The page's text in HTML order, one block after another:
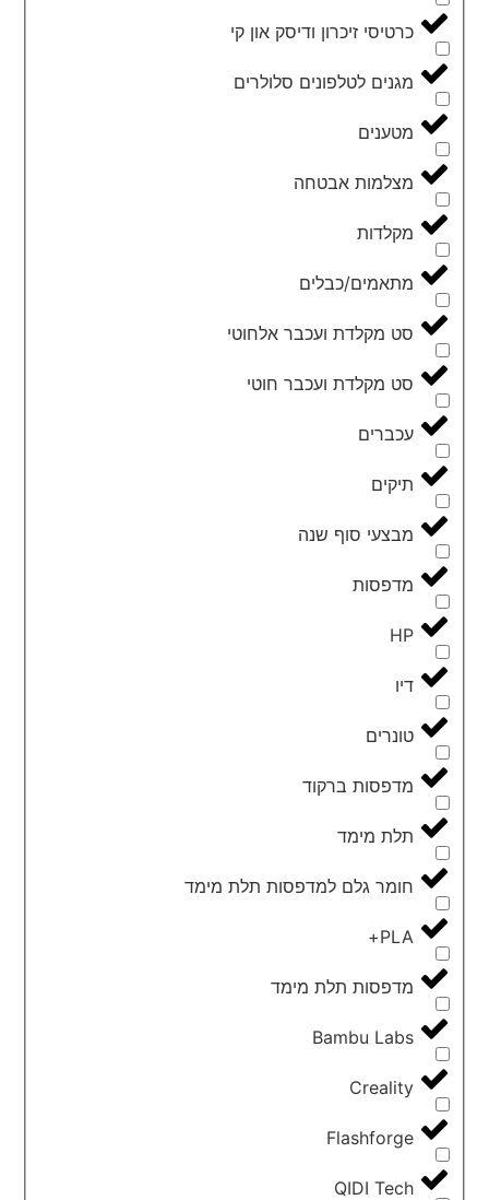
כרטיסי זיכרון ודיסק און קי
מגנים לטלפונים סלולרים
מטענים
מצלמות אבטחה
מקלדות
מתאמים/כבלים
סט מקלדת ועכבר אלחוטי
סט מקלדת ועכבר חוטי
עכברים
תיקים
מבצעי סוף שנה
מדפסות
HP
דיו
טונרים
מדפסות ברקוד
תלת מימד
חומר גלם למדפסות תלת מימד
PLA+
מדפסות תלת מימד
Bambu Labs
Creality
Flashforge
QIDI Tech